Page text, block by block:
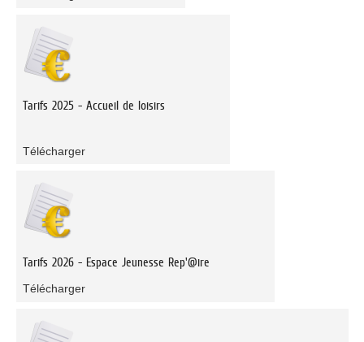
Tarifs 2025 - Accueil de loisirs
Télécharger
Tarifs 2026 - Espace Jeunesse Rep'@ire
Télécharger